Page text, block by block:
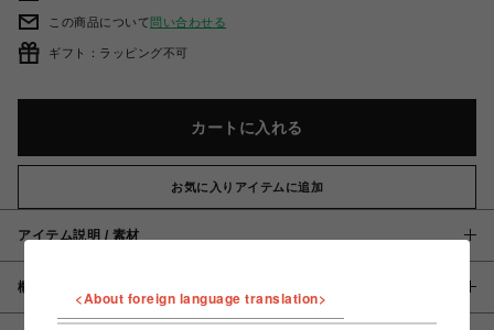
この商品について問い合わせる
ギフト：ラッピング不可
カートに入れる
お気に入りアイテムに追加
アイテム説明 / 素材
概要
<About foreign language translation>